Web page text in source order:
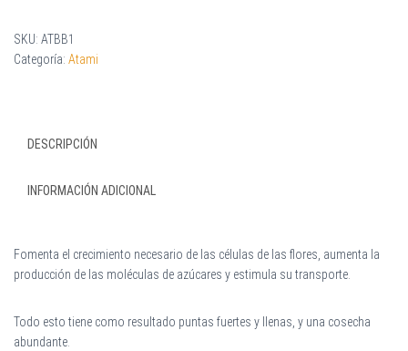
SKU: ATBB1
Categoría: Atami
DESCRIPCIÓN
INFORMACIÓN ADICIONAL
Fomenta el crecimiento necesario de las células de las flores, aumenta la
producción de las moléculas de azúcares y estimula su transporte.
Todo esto tiene como resultado puntas fuertes y llenas, y una cosecha
abundante.